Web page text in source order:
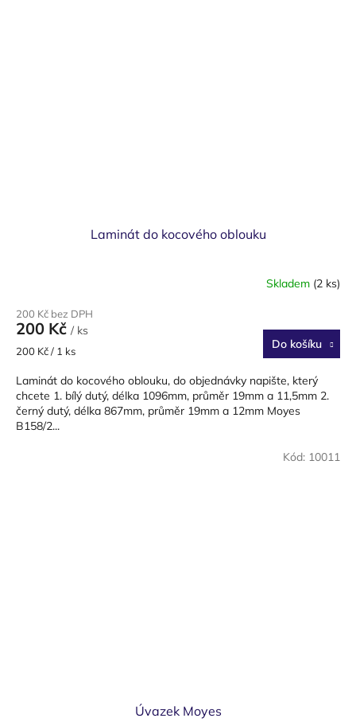
Laminát do kocového oblouku
Skladem (2 ks)
200 Kč bez DPH
200 Kč / ks
Měrná
200 Kč / 1 ks Do košíku
Laminát do kocového oblouku, do objednávky napište, který
chcete 1. bílý dutý, délka 1096mm, průměr 19mm a 11,5mm 2.
černý dutý, délka 867mm, průměr 19mm a 12mm Moyes
B158/2...
Úvazek Moyes
Kód: 10011